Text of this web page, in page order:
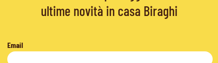
ultime novità in casa Biraghi
Email